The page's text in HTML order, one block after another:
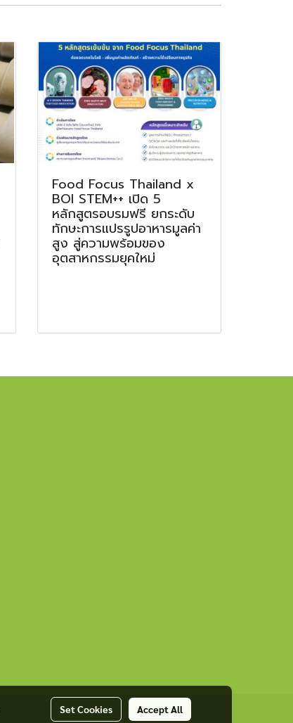
Food Focus Thailand x
BOI STEM++ เปิด 5
หลักสูตรอบรมฟรี ยกระดับ
ทักษะการแปรรูปอาหารมูลค่า
สูง สู่ความพร้อมของ
อุตสาหกรรมยุคใหม่
Set Cookies Accept All